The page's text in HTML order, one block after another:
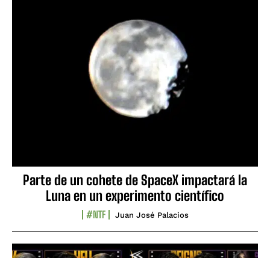
Parte de un cohete de SpaceX impactará la
Luna en un experimento científico
#NTF Juan José Palacios